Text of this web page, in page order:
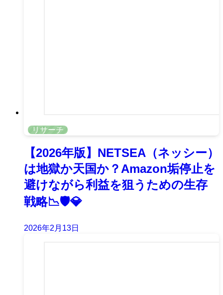
リサーチ
【2026年版】NETSEA（ネッシー）
は地獄か天国か？Amazon垢停止を
避けながら利益を狙うための生存
戦略📉🛡️💎
2026年2月13日